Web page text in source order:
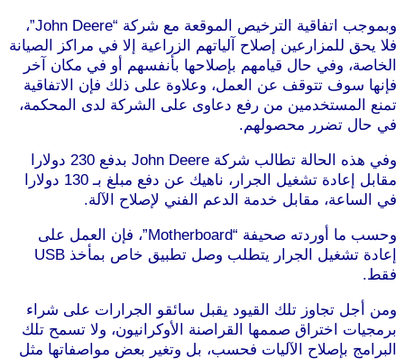
وبموجب اتفاقية الترخيص الموقعة مع شركة “John Deere”،
فلا يحق للمزارعين إصلاح آلياتهم الزراعية إلا في مراكز الصيانة
الخاصة، وفي حال قيامهم بإصلاحها بأنفسهم أو في مكان آخر
فإنها سوف تتوقف عن العمل، وعلاوة على ذلك فإن الاتفاقية
تمنع المستخدمين من رفع دعاوى على الشركة لدى المحكمة،
في حال تضرر محصولهم.
وفي هذه الحالة تطالب شركة John Deere بدفع 230 دولارا
مقابل إعادة تشغيل الجرار، ناهيك عن دفع مبلغ بـ 130 دولارا
في الساعة، مقابل خدمة الدعم الفني لإصلاح الآلة.
وحسب ما أوردته صحيفة “Motherboard”، فإن العمل على
إعادة تشغيل الجرار يتطلب وصل تطبيق خاص بمأخذ USB
فقط.
ومن أجل تجاوز تلك القيود يقبل سائقو الجرارات على شراء
برمجيات اختراق صممها القراصنة الأوكرانيون، ولا تسمح تلك
البرامج بإصلاح الآليات فحسب، بل وتغير بعض مواصفاتها مثل